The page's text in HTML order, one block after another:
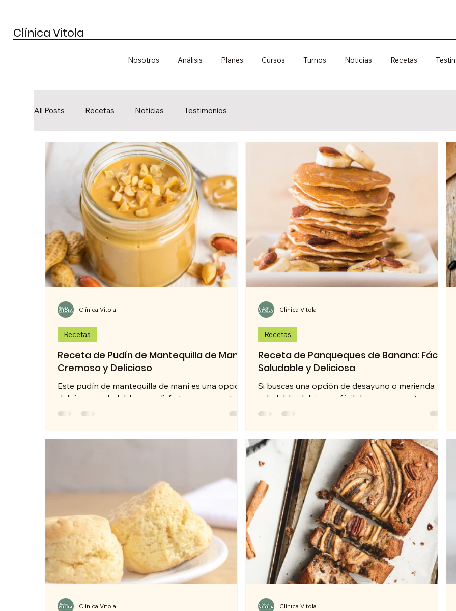
Clínica Vitola
Nosotros Análisis Planes Cursos Turnos Noticias Recetas
All Posts Recetas Noticias Testimonios
Receta de Pudín de Mantequilla de Maní:
Cremoso y Delicioso
Este pudín de mantequilla de maní es una opción
deliciosa y saludable para disfrutar como postre o
merienda. Hecho con ingredientes...
Recetas
Clínica Vitola
Receta de Panqueques de Banana: Fácil,
Saludable y Deliciosa
Si buscas una opción de desayuno o merienda
saludable, deliciosa y fácil de preparar, estos
panqueques de banana son ideales. Además de...
Recetas
Clínica Vitola
Clínica Vitola Clínica Vitola